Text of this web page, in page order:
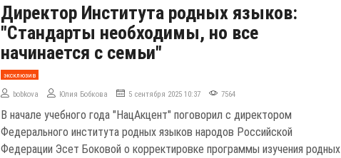
Директор Института родных языков:
"Стандарты необходимы, но все
начинается с семьи"
эксклюзив
bobkova Юлия Бобкова 5 сентября 2025 10:37 7564
В начале учебного года "НацАкцент" поговорил с директором
Федерального института родных языков народов Российской
Федерации Эсет Боковой о корректировке программы изучения родных